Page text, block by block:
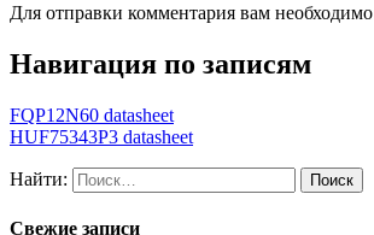
Для отправки комментария вам необходимо
Навигация по записям
FQP12N60 datasheet
HUF75343P3 datasheet
Найти:
Свежие записи